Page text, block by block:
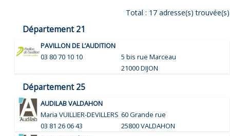
Total : 17 adresse(s) trouvée(s)
Département 21
PAVILLON DE L’AUDITION
03 80 70 10 10
5 bis rue Marceau
21000 DIJON
Département 25
AUDILAB VALDAHON
Maria VUILLIER-DEVILLERS
03 81 26 06 43
60 Grande rue
25800 VALDAHON